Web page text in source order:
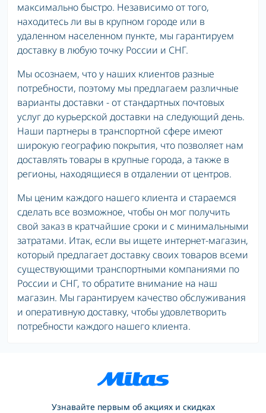
максимально быстро. Независимо от того,
находитесь ли вы в крупном городе или в
удаленном населенном пункте, мы гарантируем
доставку в любую точку России и СНГ.
Мы осознаем, что у наших клиентов разные
потребности, поэтому мы предлагаем различные
варианты доставки - от стандартных почтовых
услуг до курьерской доставки на следующий день.
Наши партнеры в транспортной сфере имеют
широкую географию покрытия, что позволяет нам
доставлять товары в крупные города, а также в
регионы, находящиеся в отдалении от центров.
Мы ценим каждого нашего клиента и стараемся
сделать все возможное, чтобы он мог получить
свой заказ в кратчайшие сроки и с минимальными
затратами. Итак, если вы ищете интернет-магазин,
который предлагает доставку своих товаров всеми
существующими транспортными компаниями по
России и СНГ, то обратите внимание на наш
магазин. Мы гарантируем качество обслуживания
и оперативную доставку, чтобы удовлетворить
потребности каждого нашего клиента.
Узнавайте первым об акциях и скидках